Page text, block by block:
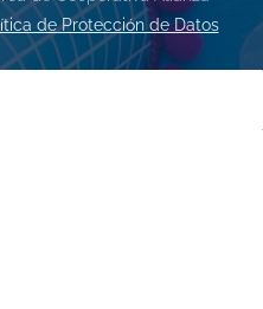
de Protección de Datos